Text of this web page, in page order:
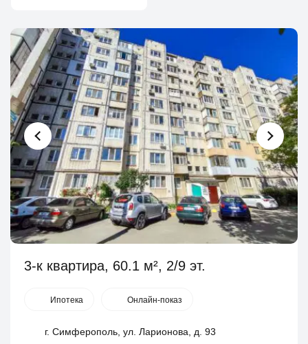
3-к квартира, 60.1 м², 2/9 эт.
Ипотека Онлайн-показ
г. Симферополь, ул. Ларионова, д. 93